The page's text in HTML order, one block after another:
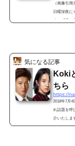
（画像引
日曜深夜に
す。 6月に
気になる記事
Koki
ちら
https://
2018年7月
れ話題を呼
介いたしま
れたKoki,